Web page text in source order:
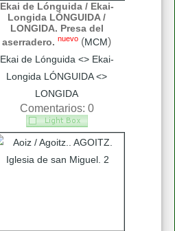
Ekai de Lónguida / Ekai-
Longida LÓNGUIDA /
LONGIDA. Presa del
aserradero. nuevo (MCM)
Ekai de Lónguida <> Ekai-
Longida LÓNGUIDA <>
LONGIDA
Comentarios: 0